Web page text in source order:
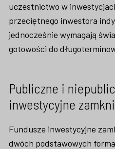
uczestnictwo w
przeciętnego inwestora
jednocześnie wymagają
gotowości do
Publiczne i
inwestycyjne
Fundusze inwestycyjne
dwóch podstawowych